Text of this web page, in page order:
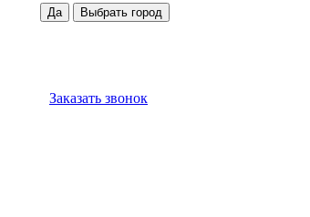
Да Выбрать город
Заказать звонок